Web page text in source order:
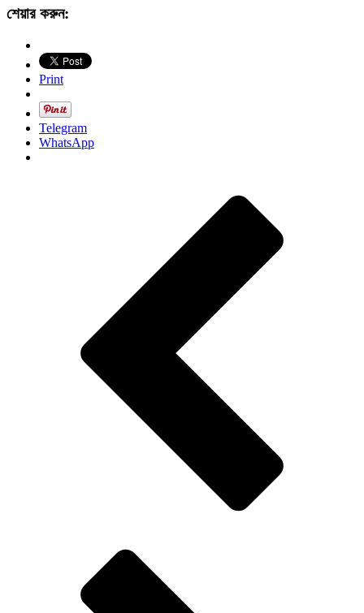
শেয়ার করুন:
Print
Telegram
WhatsApp